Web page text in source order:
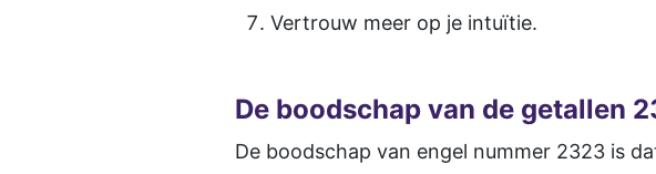
Vertrouw meer op je intuïtie.
De boodschap van de getallen
De boodschap van engel nummer 2323 is